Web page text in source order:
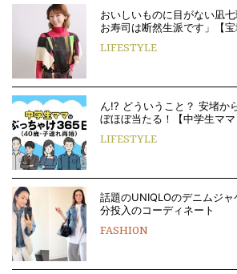
おいしいものに目がない凪
お寿司は断然生派です」【
LIFESTYLE
ん!? どういうこと？ 安堵か
ぼほぼ当たる！【中学生マ
LIFESTYLE
話題のUNIQLOのデニムジ
分投入のコーディネート
FASHION